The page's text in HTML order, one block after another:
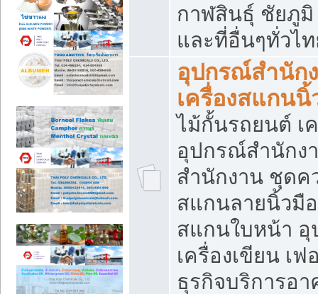
กาฬสินธุ์ ชัยภู
และที่อื่นๆทั่วไ
อุปกรณ์สำนัก
เครื่องสแกนนิ้
ไม้กั้นรถยนต์ เ
อุปกรณ์สำนักง
สำนักงาน ชุดค
สแกนลายนิ้วมื
สแกนใบหน้า
เครื่องเขียน เ
ธุรกิจบริการอ